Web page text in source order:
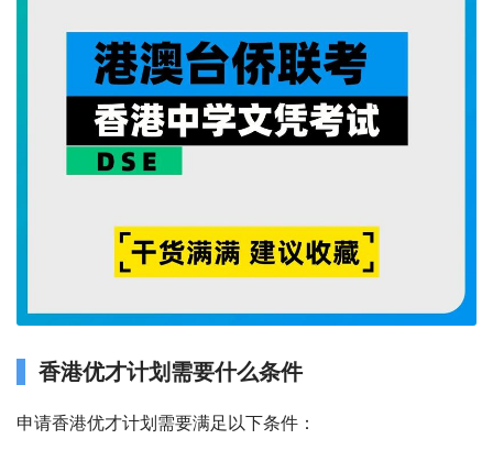
香港优才计划需要什么条件
申请香港优才计划需要满足以下条件：